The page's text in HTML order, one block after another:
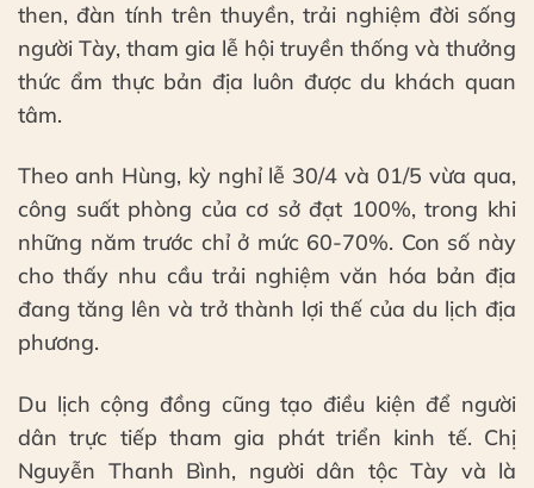
then, đàn tính trên thuyền, trải nghiệm đời sống
người Tày, tham gia lễ hội truyền thống và thưởng
thức ẩm thực bản địa luôn được du khách quan
tâm.
Theo anh Hùng, kỳ nghỉ lễ 30/4 và 01/5 vừa qua,
công suất phòng của cơ sở đạt 100%, trong khi
những năm trước chỉ ở mức 60-70%. Con số này
cho thấy nhu cầu trải nghiệm văn hóa bản địa
đang tăng lên và trở thành lợi thế của du lịch địa
phương.
Du lịch cộng đồng cũng tạo điều kiện để người
dân trực tiếp tham gia phát triển kinh tế. Chị
Nguyễn Thanh Bình, người dân tộc Tày và là